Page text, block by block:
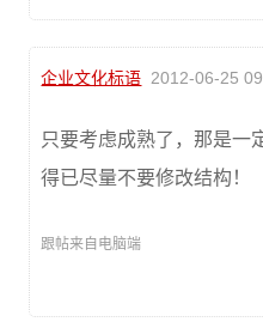
企业文化标语 2012-06-25
只要考虑成熟了，那是一
得已尽量不要修改结构！
跟帖来自电脑端